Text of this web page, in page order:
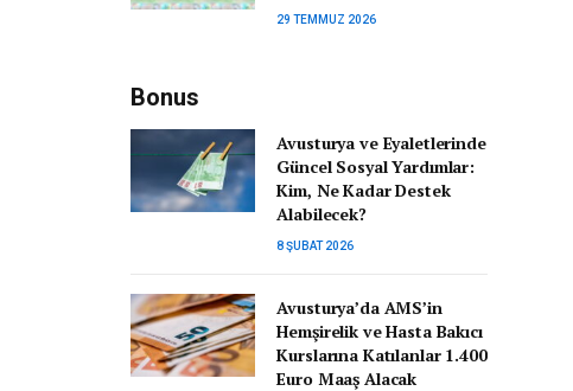
29 TEMMUZ 2026
Bonus
Avusturya ve Eyaletlerinde
Güncel Sosyal Yardımlar:
Kim, Ne Kadar Destek
Alabilecek?
8 ŞUBAT 2026
Avusturya’da AMS’in
Hemşirelik ve Hasta Bakıcı
Kurslarına Katılanlar 1.400
Euro Maaş Alacak